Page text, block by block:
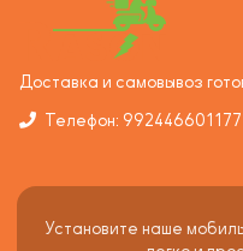
Доставка и самовывоз
Телефон: 992446601177
Установите наше